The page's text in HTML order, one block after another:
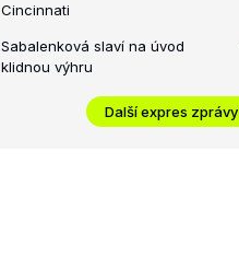
Cincinnati
Sabalenková slaví na úvod
klidnou výhru
Další expres zprávy